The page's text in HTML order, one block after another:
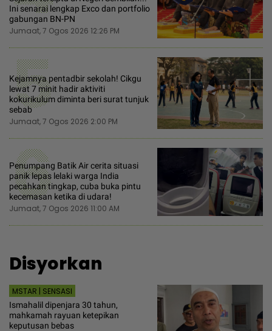
Ini senarai lengkap Exco dan portfolio
gabungan BN-PN
Jumaat, 7 Ogos 2026 12:26 PM
5
Kejamnya pentadbir sekolah! Cikgu
lewat 7 minit hadir aktiviti
kokurikulum diminta beri surat tunjuk
sebab
Jumaat, 7 Ogos 2026 2:00 PM
6
Penumpang Batik Air cerita situasi
panik lepas lelaki warga India
pecahkan tingkap, cuba buka pintu
kecemasan ketika di udara!
Jumaat, 7 Ogos 2026 11:00 AM
Disyorkan
MSTAR | SENSASI
Ismahalil dipenjara 30 tahun,
mahkamah rayuan ketepikan
keputusan bebas